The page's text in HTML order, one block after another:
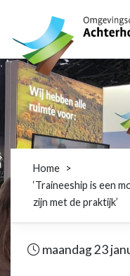
Omgevingsdienst
Home
‘Traineeship is een
zijn met de praktijk’
maandag 23